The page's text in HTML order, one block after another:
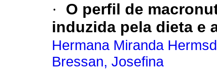
·
O perfil de
induzida pela dieta e
Hermana Miranda
Bressan, Josefina